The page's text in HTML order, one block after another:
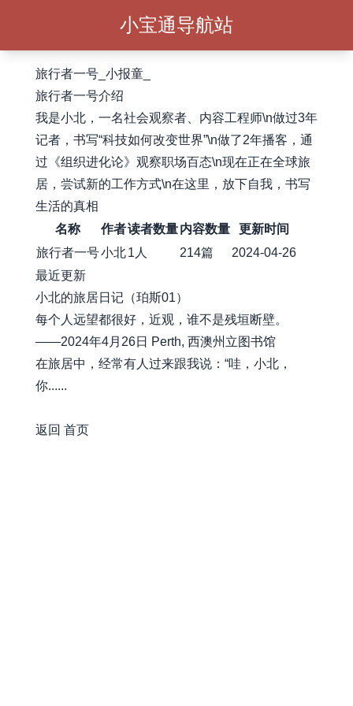
小宝通导航站
旅行者一号_小报童_
旅行者一号介绍
我是小北，一名社会观察者、内容工程师\n做过3年
记者，书写“科技如何改变世界”\n做了2年播客，通
过《组织进化论》观察职场百态\n现在正在全球旅
居，尝试新的工作方式\n在这里，放下自我，书写
生活的真相
名称
作者读者数量内容数量
更新时间
旅行者一号小北1人 214篇
2024-04-26
最近更新
小北的旅居日记（珀斯01）
每个人远望都很好，近观，谁不是残垣断壁。
——2024年4月26日 Perth, 西澳州立图书馆
在旅居中，经常有人过来跟我说：“哇，小北，
你......
返回 首页